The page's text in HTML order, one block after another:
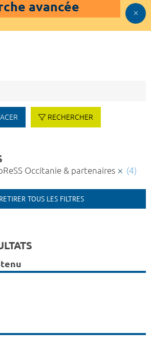
avancée
RECHERCHER
Occitanie & partenaires (4)
RETIRER TOUS LES FILTRES